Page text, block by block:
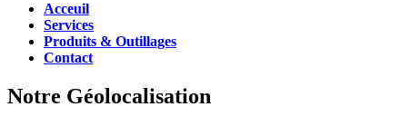
Acceuil
Services
Produits & Outillages
Contact
Notre Géolocalisation